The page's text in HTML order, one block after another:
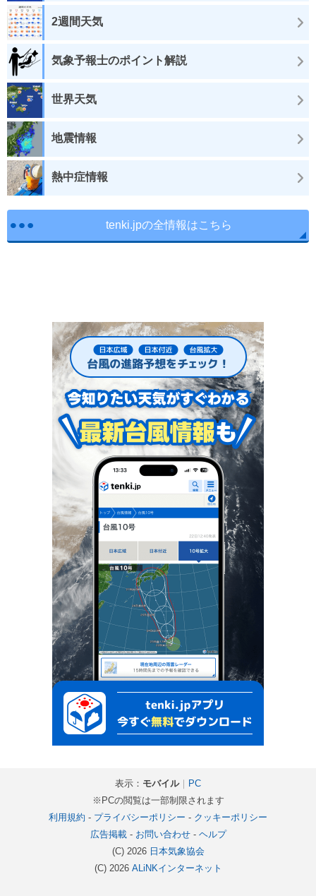
2週間天気
気象予報士のポイント解説
世界天気
地震情報
熱中症情報
tenki.jpの全情報はこちら
表示： モバイル｜ PC
※PCの閲覧は一部制限されます
利用規約 - プライバシーポリシー - クッキーポリシー
広告掲載- お問い合わせ- ヘルプ
(C) 2026 日本気象協会
(C) 2026 ALiNKインターネット